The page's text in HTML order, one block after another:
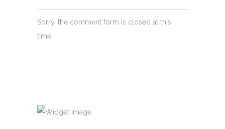
Sorry, the comment form is closed at this
time.